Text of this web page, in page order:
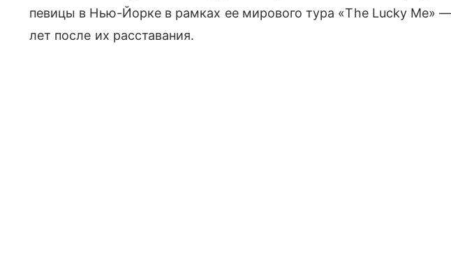
певицы в Нью-Йорке в рамках ее мирового тура «The Lucky Me»
лет после их расставания.